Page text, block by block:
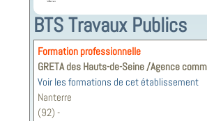
BTS Travaux Publics
Formation professionnelle
GRETA des Hauts-de-Seine /Agence
Voir les formations de cet établissement
Nanterre
(92) -